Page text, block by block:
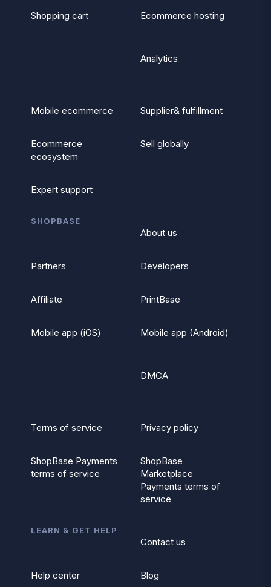
Shopping cart Ecommerce hosting
Analytics
Mobile ecommerce Supplier& fulfillment
Ecommerce
ecosystem
Sell globally
Expert support
SHOPBASE
About us
Partners Developers
Affiliate PrintBase
Mobile app (iOS) Mobile app (Android)
DMCA
Terms of service Privacy policy
ShopBase Payments
terms of service
ShopBase
Marketplace
Payments terms of
service
LEARN & GET HELP
Contact us
Help center Blog